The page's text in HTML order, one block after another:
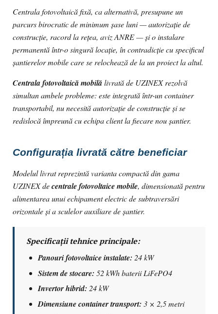
Centrala fotovoltaică fixă, ca alternativă, presupune un
parcurs birocratic de minimum șase luni — autorizație de
construcție, racord la rețea, aviz ANRE — și o instalare
permanentă într-o singură locație, în contradicție cu specificul
șantierelor mobile care se relochează de la un proiect la altul.
Centrala fotovoltaică mobilălivrată de UZINEX rezolvă
simultan ambele probleme: este integrată într-un container
transportabil, nu necesită autorizație de construcție și se
redislocă împreună cu echipa client la fiecare nou șantier.
Configurația livrată către beneficiar
Modelul livrat reprezintă varianta compactă din gama
UZINEX decentrale fotovoltaice mobile, dimensionată pentru
alimentarea unui echipament electric de subtraversări
orizontale și a sculelor auxiliare de șantier.
Specificații tehnice principale:
Panouri fotovoltaice instalate: 24 kW
Sistem de stocare: 52 kWh baterii LiFePO4
Invertor hibrid: 24 kW
Dimensiune container transport: 3 × 2,5 metri